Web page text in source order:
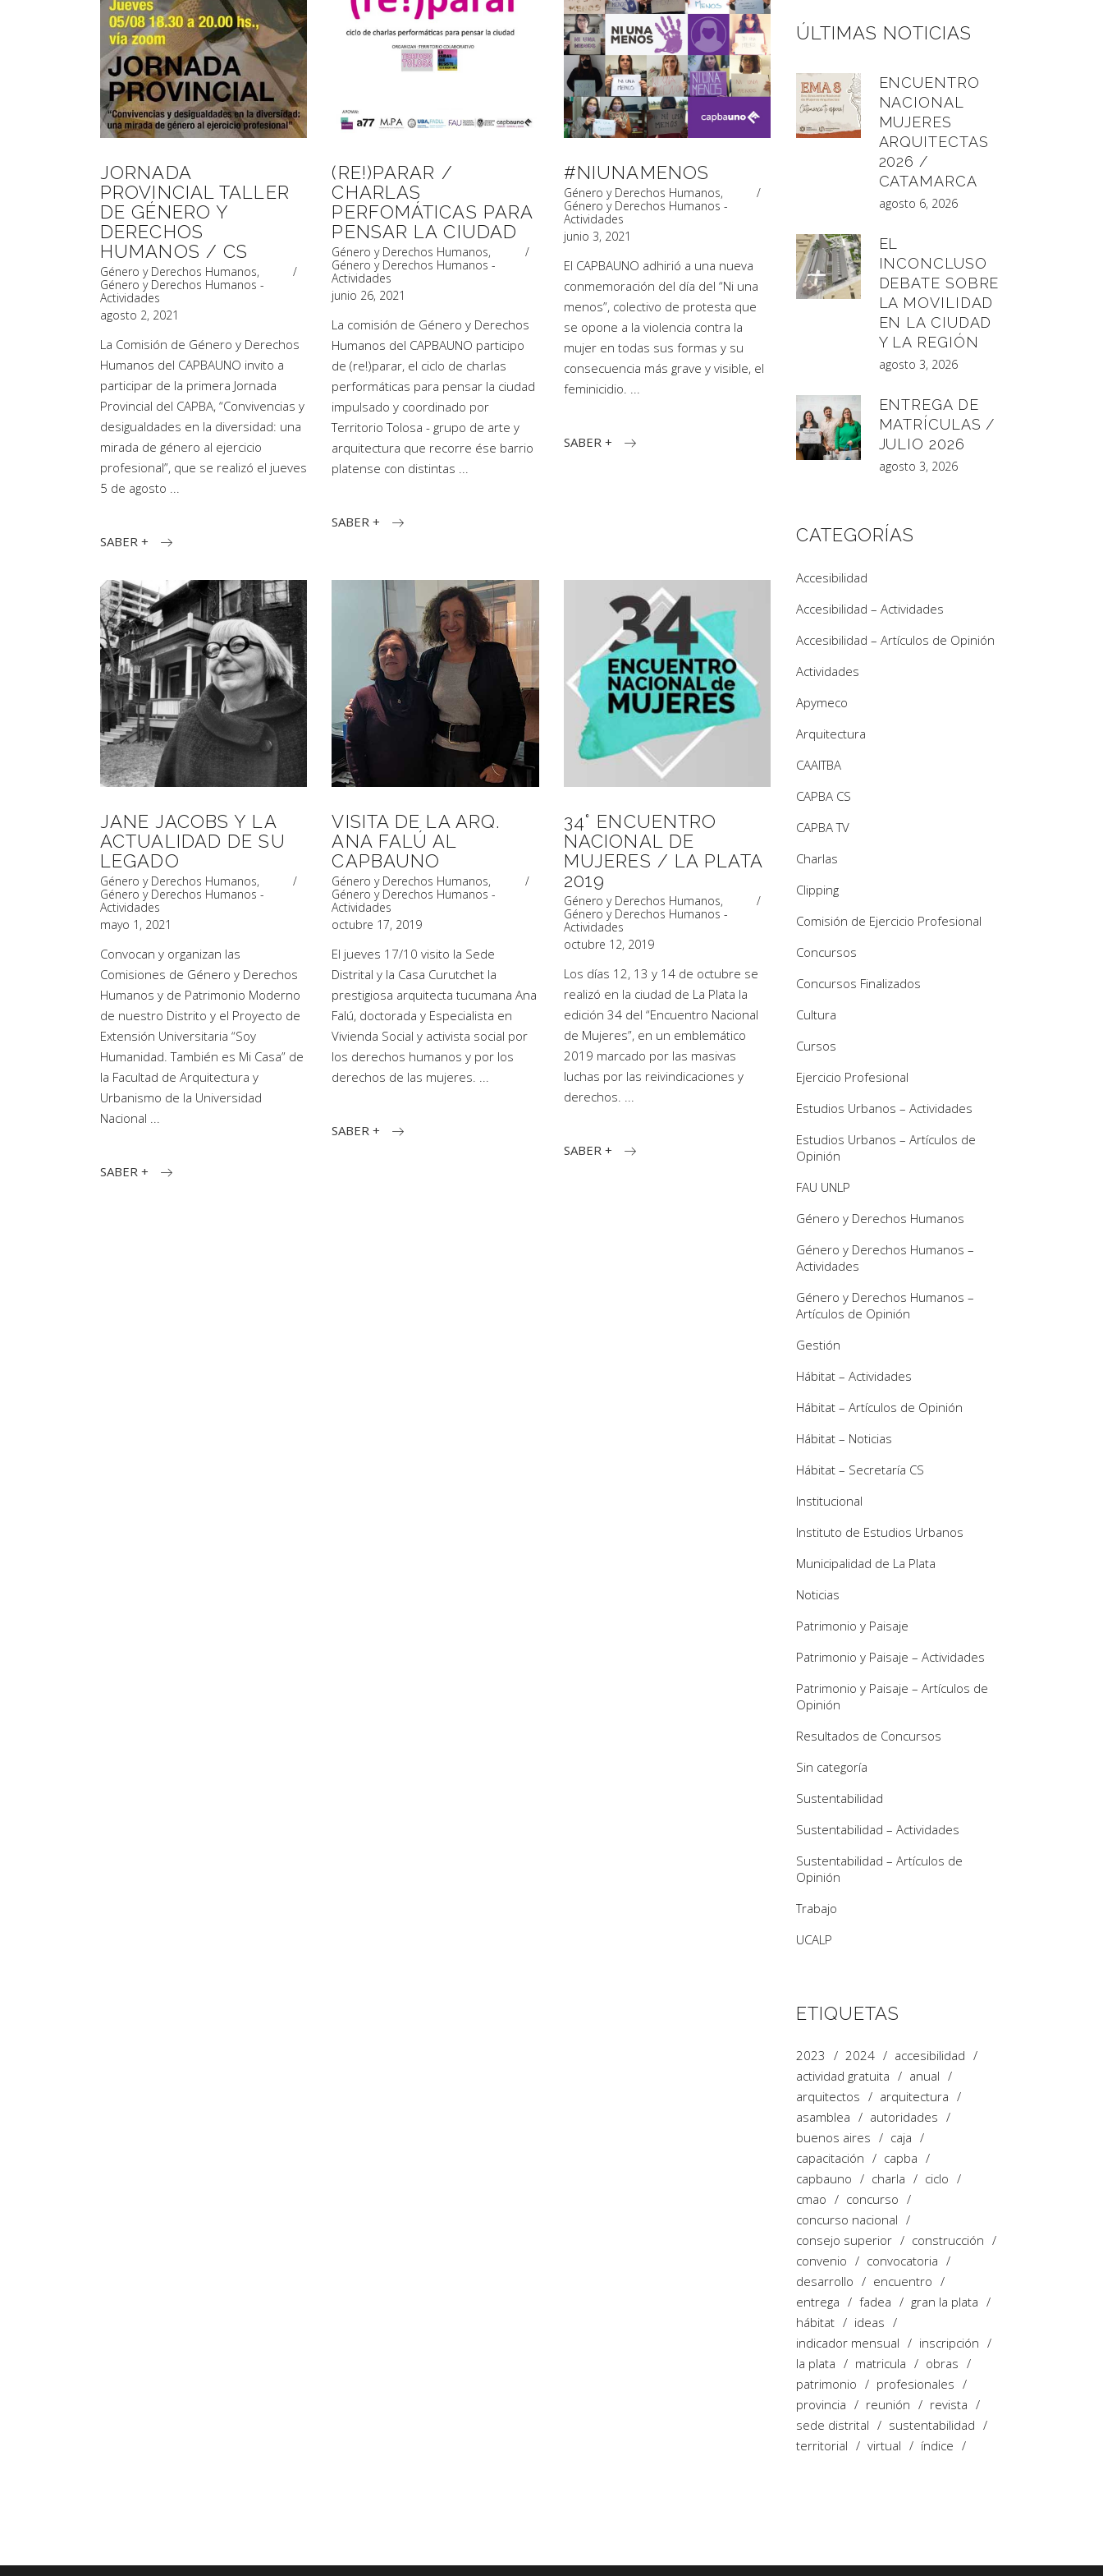
Artículos de Opinión
Actividades
JORNADA
PROVINCIAL TALLER
DE GÉNERO Y
DERECHOS
HUMANOS / CS
Género y Derechos Humanos,
Género y Derechos Humanos -
Actividades
agosto 2, 2021
La Comisión de Género y Derechos
Humanos del CAPBAUNO invito a
participar de la primera Jornada
Provincial del CAPBA, “Convivencias y
desigualdades en la diversidad: una
mirada de género al ejercicio
profesional”, que se realizó el jueves
5 de agosto
SABER +
(RE!)PARAR /
CHARLAS
PERFOMÁTICAS PARA
PENSAR LA CIUDAD
Género y Derechos Humanos,
Género y Derechos Humanos -
Actividades
junio 26, 2021
La comisión de Género y Derechos
Humanos del CAPBAUNO participo
de (re!)parar, el ciclo de charlas
performáticas para pensar la ciudad
impulsado y coordinado por
Territorio Tolosa - grupo de arte y
arquitectura que recorre ése barrio
platense con distintas
SABER +
#NIUNAMENOS
Género y Derechos Humanos,
Género y Derechos Humanos -
Actividades
junio 3, 2021
El CAPBAUNO adhirió a una nueva
conmemoración del día del “Ni una
menos”, colectivo de protesta que
se opone a la violencia contra la
mujer en todas sus formas y su
consecuencia más grave y visible, el
feminicidio.
SABER +
JANE JACOBS Y LA
ACTUALIDAD DE SU
LEGADO
Género y Derechos Humanos,
Género y Derechos Humanos -
Actividades
mayo 1, 2021
Convocan y organizan las
Comisiones de Género y Derechos
Humanos y de Patrimonio Moderno
de nuestro Distrito y el Proyecto de
Extensión Universitaria “Soy
Humanidad. También es Mi Casa” de
la Facultad de Arquitectura y
Urbanismo de la Universidad
Nacional
SABER +
VISITA DE LA ARQ.
ANA FALÚ AL
CAPBAUNO
Género y Derechos Humanos,
Género y Derechos Humanos -
Actividades
octubre 17, 2019
El jueves 17/10 visito la Sede
Distrital y la Casa Curutchet la
prestigiosa arquitecta tucumana Ana
Falú, doctorada y Especialista en
Vivienda Social y activista social por
los derechos humanos y por los
derechos de las mujeres.
SABER +
34° ENCUENTRO
NACIONAL DE
MUJERES / LA PLATA
2019
Género y Derechos Humanos,
Género y Derechos Humanos -
Actividades
octubre 12, 2019
Los días 12, 13 y 14 de octubre se
realizó en la ciudad de La Plata la
edición 34 del “Encuentro Nacional
de Mujeres”, en un emblemático
2019 marcado por las masivas
luchas por las reivindicaciones y
derechos.
SABER +
ÚLTIMAS NOTICIAS
ENCUENTRO
NACIONAL
MUJERES
ARQUITECTAS
2026 /
CATAMARCA
agosto 6, 2026
EL
INCONCLUSO
DEBATE SOBRE
LA MOVILIDAD
EN LA CIUDAD
Y LA REGIÓN
agosto 3, 2026
ENTREGA DE
MATRÍCULAS /
JULIO 2026
agosto 3, 2026
CATEGORÍAS
Accesibilidad
Accesibilidad – Actividades
Accesibilidad – Artículos de Opinión
Actividades
Apymeco
Arquitectura
CAAITBA
CAPBA CS
CAPBA TV
Charlas
Clipping
Comisión de Ejercicio Profesional
Concursos
Concursos Finalizados
Cultura
Cursos
Ejercicio Profesional
Estudios Urbanos – Actividades
Estudios Urbanos – Artículos de
Opinión
FAU UNLP
Género y Derechos Humanos
Género y Derechos Humanos –
Actividades
Género y Derechos Humanos –
Artículos de Opinión
Gestión
Hábitat – Actividades
Hábitat – Artículos de Opinión
Hábitat – Noticias
Hábitat – Secretaría CS
Institucional
Instituto de Estudios Urbanos
Municipalidad de La Plata
Noticias
Patrimonio y Paisaje
Patrimonio y Paisaje – Actividades
Patrimonio y Paisaje – Artículos de
Opinión
Resultados de Concursos
Sin categoría
Sustentabilidad
Sustentabilidad – Actividades
Sustentabilidad – Artículos de
Opinión
Trabajo
UCALP
ETIQUETAS
2023 2024
accesibilidad
actividad gratuita
anual
arquitectos
arquitectura
asamblea
autoridades
buenos aires
caja
capacitación
capba
capbauno
charla
ciclo
cmao
concurso
concurso nacional
consejo superior
construcción
convenio
convocatoria
desarrollo
encuentro
entrega
fadea
gran la plata
hábitat
ideas
indicador mensual
inscripción
la plata
matricula
obras
patrimonio
profesionales
provincia
reunión
revista
sede distrital
sustentabilidad
territorial
virtual índice